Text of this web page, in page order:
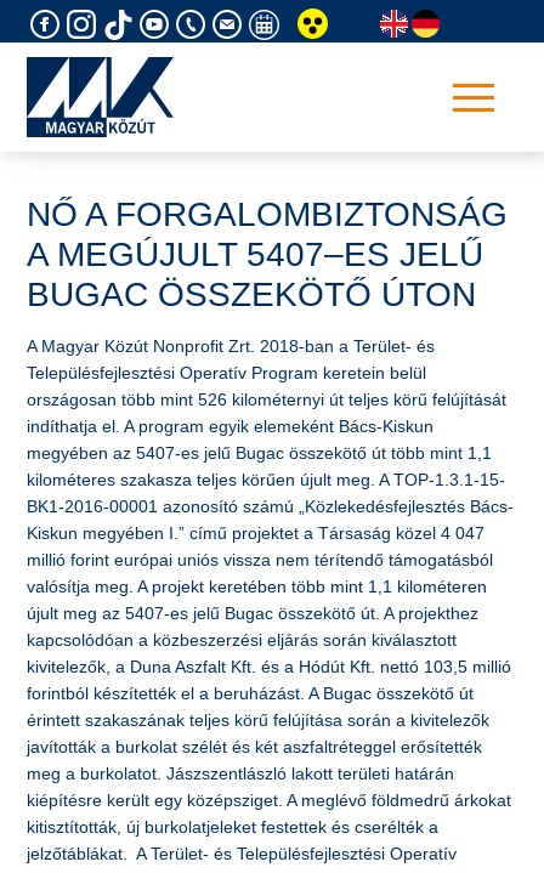
to
NŐ A FORGALOMBIZTONSÁG
A MEGÚJULT 5407–ES JELŰ
BUGAC ÖSSZEKÖTŐ ÚTON
​A Magyar Közút Nonprofit Zrt. 2018-ban a Terület- és
Településfejlesztési Operatív Program keretein belül
országosan több mint 526 kilométernyi út teljes körű felújítását
indíthatja el. A program egyik elemeként Bács-Kiskun
megyében az 5407-es jelű Bugac összekötő út több mint 1,1
kilométeres szakasza teljes körűen újult meg. A TOP-1.3.1-15-
BK1-2016-00001 azonosító számú „Közlekedésfejlesztés Bács-
Kiskun megyében I.” című projektet a Társaság közel 4 047
millió forint európai uniós vissza nem térítendő támogatásból
valósítja meg. A projekt keretében több mint 1,1 kilométeren
újult meg az 5407-es jelű Bugac összekötő út. A projekthez
kapcsolódóan a közbeszerzési eljárás során kiválasztott
kivitelezők, a Duna Aszfalt Kft. és a Hódút Kft. nettó 103,5 millió
forintból készítették el a beruházást. A Bugac összekötő út
érintett szakaszának teljes körű felújítása során a kivitelezők
javították a burkolat szélét és két aszfaltréteggel erősítették
meg a burkolatot. Jászszentlászló lakott területi határán
kiépítésre került egy középsziget. A meglévő földmedrű árkokat
kitisztították, új burkolatjeleket festettek és cserélték a
jelzőtáblákat. A Terület- és Településfejlesztési Operatív